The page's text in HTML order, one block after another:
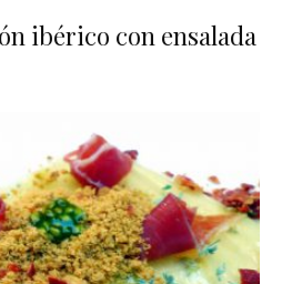
ibérico con ensalada